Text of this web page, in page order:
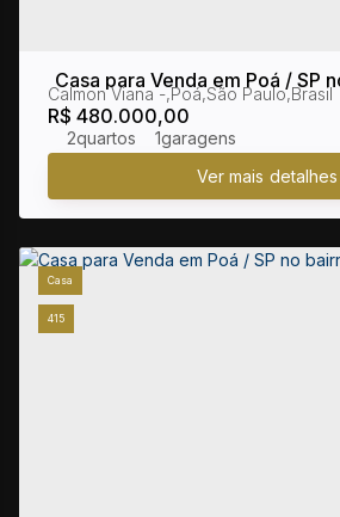
Casa para Venda em Poá / SP
Viana
R$ 480.000,00
Calmon Viana ,Poá,São Paulo,Brasil
2 1
415
Casa